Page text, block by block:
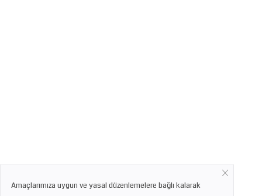
Amaçlarımıza uygun ve yasal düzenlemelere bağlı kalarak